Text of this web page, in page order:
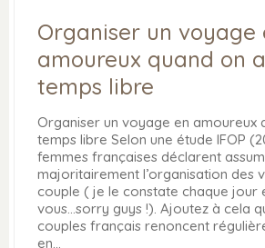
Organiser un voyage
amoureux quand on
temps libre
Organiser un voyage en amoureux
temps libre Selon une étude IFOP
femmes françaises déclarent
majoritairement l’organisation des
couple ( je le constate chaque jour
vous...sorry guys !). Ajoutez à cela
couples français renoncent
en…